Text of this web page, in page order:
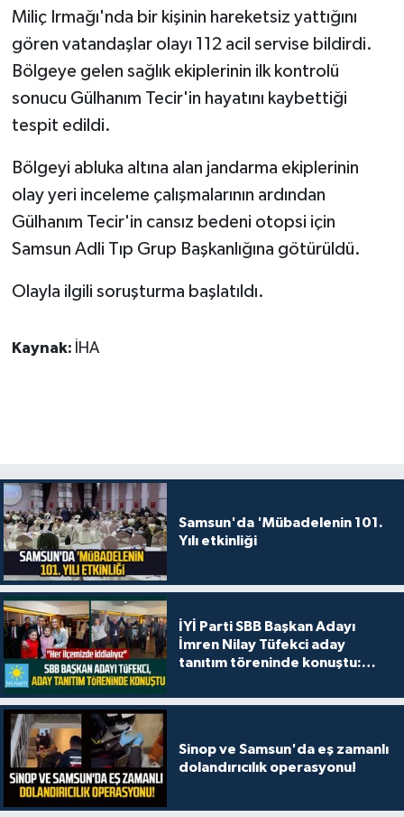
Miliç Irmağı'nda bir kişinin hareketsiz yattığını
gören vatandaşlar olayı 112 acil servise bildirdi.
Bölgeye gelen sağlık ekiplerinin ilk kontrolü
sonucu Gülhanım Tecir'in hayatını kaybettiği
tespit edildi.
Bölgeyi abluka altına alan jandarma ekiplerinin
olay yeri inceleme çalışmalarının ardından
Gülhanım Tecir'in cansız bedeni otopsi için
Samsun Adli Tıp Grup Başkanlığına götürüldü.
Olayla ilgili soruşturma başlatıldı.
Kaynak: İHA
Samsun'da 'Mübadelenin 101.
Yılı etkinliği
İYİ Parti SBB Başkan Adayı
İmren Nilay Tüfekci aday
tanıtım töreninde konuştu:
Sinop ve Samsun'da eş zamanlı
dolandırıcılık operasyonu!